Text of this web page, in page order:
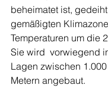
beheimatet ist,
gemäßigten
Temperaturen um die
Sie wird  vorwiegend
Lagen zwischen
Metern angebaut.